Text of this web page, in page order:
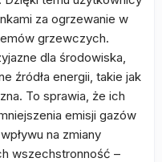
za ogrzewanie w
grzewczych.
dla środowiska,
źródła energii, takie jak
To sprawia, że ich
emisji gazów
na zmiany
wszechstronność –